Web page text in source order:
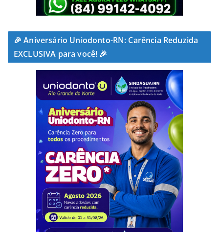
🎉 Aniversário Uniodonto-RN: Carência Reduzida
EXCLUSIVA para você! 🎉